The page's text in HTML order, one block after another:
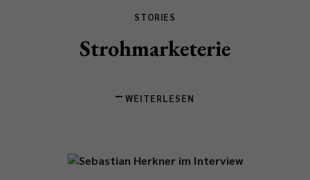
STORIES
Strohmarketerie
WEITERLESEN